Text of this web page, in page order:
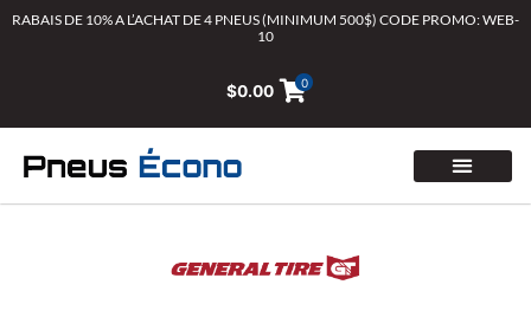
AllerRABAIS DE 10% A L’ACHAT DE 4 PNEUS (MINIMUM 500$) CODE PROMO: WEB-
10
$0.00 0